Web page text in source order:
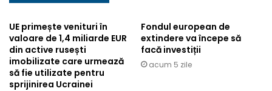
UE primește venituri în
valoare de 1,4 miliarde EUR
din active rusești
imobilizate care urmează
să fie utilizate pentru
sprijinirea Ucrainei
Fondul european de
extindere va începe să
facă investiții
acum 5 zile